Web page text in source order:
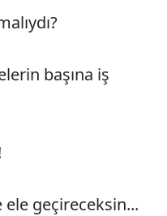
başına iş
ele geçireceksin...